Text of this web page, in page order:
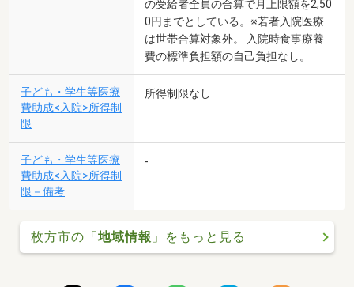
の受給者全員の合算で月上限額を2,50
0円までとしている。※若者入院医療
は世帯合算対象外。 入院時食事療養
費の標準負担額の自己負担なし。
子ども・学生等医療
費助成<入院>所得制
限
所得制限なし
子ども・学生等医療
費助成<入院>所得制
限－備考
-
枚方市の「地域情報 」をもっと見る